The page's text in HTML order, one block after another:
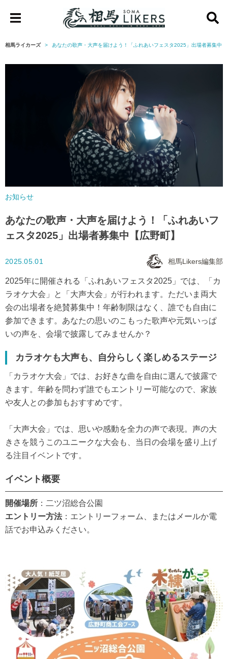
馬
相馬ライカーズ あなたの歌声・大声を届けよう！「ふれあいフェスタ2025」出場者募集中
お知らせ
あなたの歌声・大声を届けよう！「ふれあいフ
ェスタ2025」出場者募集中【広野町】
2025.05.01 相馬Likers編集部
2025年に開催される「ふれあいフェスタ2025」では、「カ
ラオケ大会」と「大声大会」が行われます。ただいま両大
会の出場者を絶賛募集中！年齢制限はなく、誰でも自由に
参加できます。あなたの思いのこもった歌声や元気いっぱ
いの声を、会場で披露してみませんか？
カラオケも大声も、自分らしく楽しめるステージ
「カラオケ大会」では、お好きな曲を自由に選んで披露で
きます。年齢を問わず誰でもエントリー可能なので、家族
や友人との参加もおすすめです。
「大声大会」では、思いや感動を全力の声で表現。声の大
きさを競うこのユニークな大会も、当日の会場を盛り上げ
る注目イベントです。
イベント概要
開催場所 ：二ツ沼総合公園
エントリー方法：エントリーフォーム、またはメールか電
話でお申込みください。